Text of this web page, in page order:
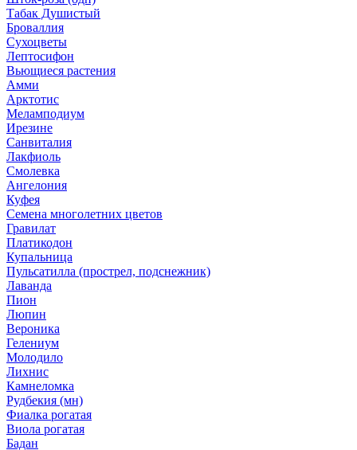
Табак Душистый
Броваллия
Сухоцветы
Лептосифон
Вьющиеся растения
Амми
Арктотис
Меламподиум
Ирезине
Санвиталия
Лакфиоль
Смолевка
Ангелония
Куфея
Семена многолетних цветов
Гравилат
Платикодон
Купальница
Пульсатилла (прострел, подснежник)
Лаванда
Пион
Люпин
Вероника
Гелениум
Молодило
Лихнис
Камнеломка
Рудбекия (мн)
Фиалка рогатая
Виола рогатая
Бадан